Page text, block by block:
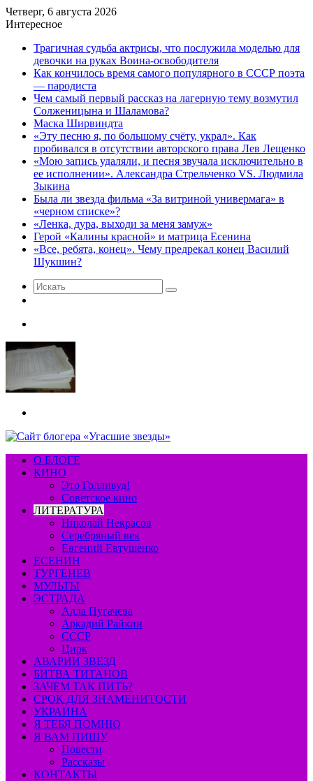
Четверг, 6 августа 2026
Интересное
Трагичная судьба актрисы, что послужила моделью для
девочки на руках Воина-освободителя
Как кончилось время самого популярного в СССР поэта
— пародиста
Чем самый первый рассказ на лагерную тему возмутил
Солженицына и Шаламова?
Маска Ширвиндта
«Эту песню я, по большому счёту, украл». Как
пробивался в отсутствии авторского права Лев Лещенко
«Мою запись удаляли, и песня звучала исключительно в
ее исполнении». Александра Стрельченко VS. Людмила
Зыкина
Была ли звезда фильма «За витриной универмага» в
«черном списке»?
«Ленка, дура, выходи за меня замуж»
Герой «Калины красной» и матрица Есенина
«Все, ребята, конец». Чему предрекал конец Василий
Шукшин?
Искать
О БЛОГЕ
КИНО
Это Голливуд!
Советское кино
ЛИТЕРАТУРА
Николай Некрасов
Серебряный век
Евгений Евтушенко
ЕСЕНИН
ТУРГЕНЕВ
МУЛЬТЫ
ЭСТРАДА
Алла Пугачева
Аркадий Райкин
СССР
Цирк
АВАРИИ ЗВЕЗД
БИТВА ТИТАНОВ
ЗАЧЕМ ТАК ПИТЬ?
СРОК ДЛЯ ЗНАМЕНИТОСТИ
УКРАИНА
Я ТЕБЯ ПОМНЮ
Я ВАМ ПИШУ
Повести
Рассказы
КОНТАКТЫ